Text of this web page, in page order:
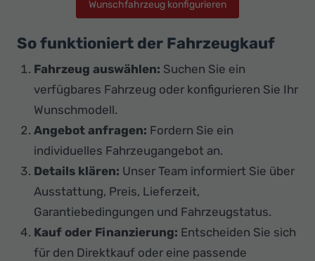
Wunschfahrzeug konfigurieren
So funktioniert der Fahrzeugkauf
Fahrzeug auswählen: Suchen Sie ein
verfügbares Fahrzeug oder konfigurieren Sie Ihr
Wunschmodell.
Angebot anfragen: Fordern Sie ein
individuelles Fahrzeugangebot an.
Details klären: Unser Team informiert Sie über
Ausstattung, Preis, Lieferzeit,
Garantiebedingungen und Fahrzeugstatus.
Kauf oder Finanzierung: Entscheiden Sie sich
für den Direktkauf oder eine passende